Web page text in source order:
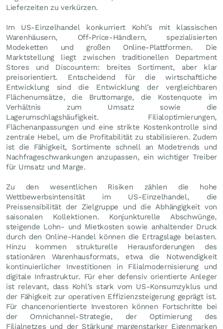
Lieferzeiten zu verkürzen.
Im US-Einzelhandel konkurriert Kohl’s mit klassischen
Warenhäusern, Off-Price-Händlern, spezialisierten
Modeketten und großen Online-Plattformen. Die
Marktstellung liegt zwischen traditionellen Department
Stores und Discountern: breites Sortiment, aber klar
preisorientiert. Entscheidend für die wirtschaftliche
Entwicklung sind die Entwicklung der vergleichbaren
Flächenumsätze, die Bruttomarge, die Kostenquote im
Verhältnis zum Umsatz sowie die
Lagerumschlagshäufigkeit. Filialoptimierungen,
Flächenanpassungen und eine strikte Kostenkontrolle sind
zentrale Hebel, um die Profitabilität zu stabilisieren. Zudem
ist die Fähigkeit, Sortimente schnell an Modetrends und
Nachfrageschwankungen anzupassen, ein wichtiger Treiber
für Umsatz und Marge.
Zu den wesentlichen Risiken zählen die hohe
Wettbewerbsintensität im US-Einzelhandel, die
Preissensibilität der Zielgruppe und die Abhängigkeit von
saisonalen Kollektionen. Konjunkturelle Abschwünge,
steigende Lohn- und Mietkosten sowie anhaltender Druck
durch den Online-Handel können die Ertragslage belasten.
Hinzu kommen strukturelle Herausforderungen des
stationären Warenhausformats, etwa die Notwendigkeit
kontinuierlicher Investitionen in Filialmodernisierung und
digitale Infrastruktur. Für eher defensiv orientierte Anleger
ist relevant, dass Kohl’s stark vom US-Konsumzyklus und
der Fähigkeit zur operativen Effizienzsteigerung geprägt ist.
Für chancenorientierte Investoren können Fortschritte bei
der Omnichannel-Strategie, der Optimierung des
Filialnetzes und der Stärkung margenstarker Eigenmarken